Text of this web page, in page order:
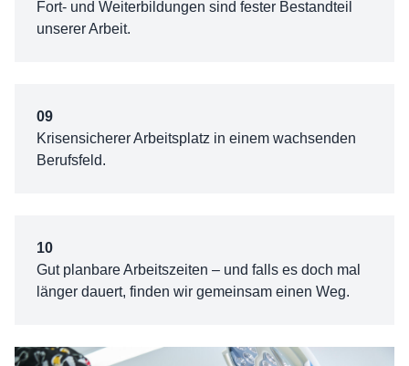
Fort- und Weiterbildungen sind fester Bestandteil
unserer Arbeit.
09
Krisensicherer Arbeitsplatz in einem wachsenden
Berufsfeld.
10
Gut planbare Arbeitszeiten – und falls es doch mal
länger dauert, finden wir gemeinsam einen Weg.